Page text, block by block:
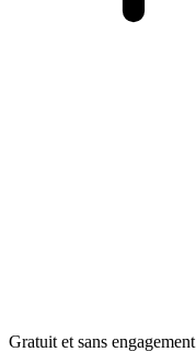
Gratuit et sans engagement